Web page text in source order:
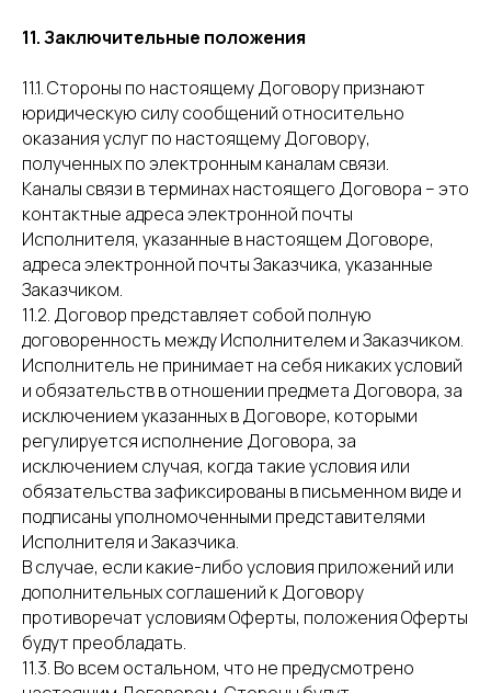
11. Заключительные положения
11.1. Стороны по настоящему Договору признают
юридическую силу сообщений относительно
оказания услуг по настоящему Договору,
полученных по электронным каналам связи.
Каналы связи в терминах настоящего Договора – это
контактные адреса электронной почты
Исполнителя, указанные в настоящем Договоре,
адреса электронной почты Заказчика, указанные
Заказчиком.
11.2. Договор представляет собой полную
договоренность между Исполнителем и Заказчиком.
Исполнитель не принимает на себя никаких условий
и обязательств в отношении предмета Договора, за
исключением указанных в Договоре, которыми
регулируется исполнение Договора, за
исключением случая, когда такие условия или
обязательства зафиксированы в письменном виде и
подписаны уполномоченными представителями
Исполнителя и Заказчика.
В случае, если какие-либо условия приложений или
дополнительных соглашений к Договору
противоречат условиям Оферты, положения Оферты
будут преобладать.
11.3. Во всем остальном, что не предусмотрено